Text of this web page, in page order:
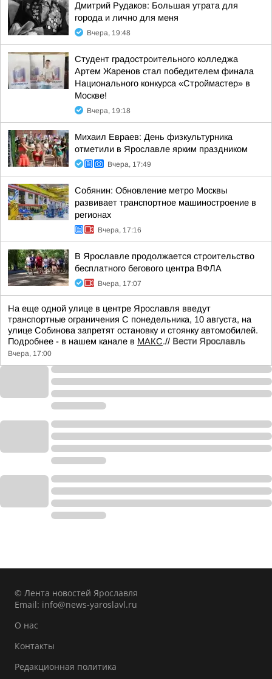
Дмитрий Рудаков: Большая утрата для
города и лично для меня
Вчера, 19:48
Студент градостроительного колледжа
Артем Жаренов стал победителем финала
Национального конкурса «Строймастер» в
Москве!
Вчера, 19:18
Михаил Евраев: День физкультурника
отметили в Ярославле ярким праздником
Вчера, 17:49
Собянин: Обновление метро Москвы
развивает транспортное машиностроение в
регионах
Вчера, 17:16
В Ярославле продолжается строительство
бесплатного бегового центра ВФЛА
Вчера, 17:07
На еще одной улице в центре Ярославля введут
транспортные ограничения С понедельника, 10 августа, на
улице Собинова запретят остановку и стоянку автомобилей.
Подробнее - в нашем канале в МАКС.// Вести Ярославль
Вчера, 17:00
© Лента новостей Ярославля
Email: info@news-yaroslavl.ru
О нас
Контакты
Редакционная политика